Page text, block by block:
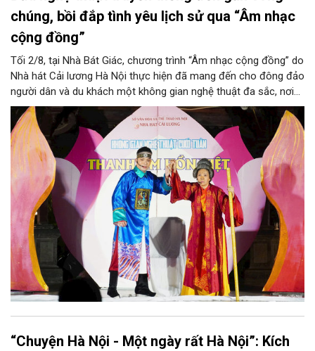
chúng, bồi đắp tình yêu lịch sử qua “Âm nhạc
cộng đồng”
Tối 2/8, tại Nhà Bát Giác, chương trình “Âm nhạc cộng đồng” do
Nhà hát Cải lương Hà Nội thực hiện đã mang đến cho đông đảo
người dân và du khách một không gian nghệ thuật đa sắc, nơi
những làn điệu cải lương, ca cổ, tân cổ và các tiết mục múa
hòa quyện trong không gian của phố đi bộ hồ Hoàn Kiếm. Đặc
biệt, chương trình có sự giao lưu của các nghệ sĩ đến từ
phương Nam, góp phần tạo nên cuộc gặp gỡ nghệ thuật giàu
cảm xúc.
“Chuyện Hà Nội - Một ngày rất Hà Nội”: Kích